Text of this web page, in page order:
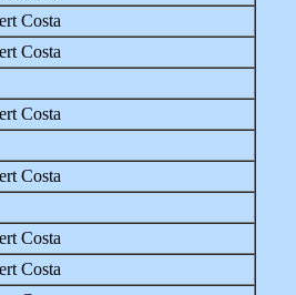
Costa
Costa
Costa
Costa
Costa
Costa